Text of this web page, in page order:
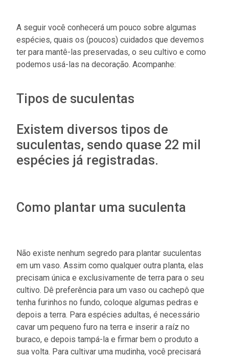
A seguir você conhecerá um pouco sobre algumas
espécies, quais os (poucos) cuidados que devemos
ter para mantê-las preservadas, o seu cultivo e como
podemos usá-las na decoração. Acompanhe:
Tipos de suculentas
Existem diversos tipos de
suculentas, sendo quase 22 mil
espécies já registradas.
Como plantar uma suculenta
Não existe nenhum segredo para plantar suculentas
em um vaso. Assim como qualquer outra planta, elas
precisam única e exclusivamente de terra para o seu
cultivo. Dê preferência para um vaso ou cachepô que
tenha furinhos no fundo, coloque algumas pedras e
depois a terra. Para espécies adultas, é necessário
cavar um pequeno furo na terra e inserir a raíz no
buraco, e depois tampá-la e firmar bem o produto a
sua volta. Para cultivar uma mudinha, você precisará